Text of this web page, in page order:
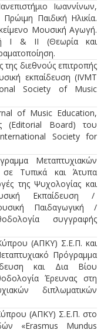
Ιωαννίνων,
Παιδική Ηλικία.
Μουσική Αγωγή.
Ι & ΙΙ (Θεωρία και
διεθνούς επιτροπής
εκπαίδευση (IVMT
Society of Music
of Music Education,
(Editorial Board) του
Society for
Μεταπτυχιακών
Τυπικά και Άτυπα
της Ψυχολογίας και
Εκπαίδευση /
Παιδαγωγική /
συγγραφής
(ΑΠΚΥ) Σ.Ε.Π. και
Πρόγραμμα
και Δια Βίου
Έρευνας στη
διπλωματικών
(ΑΠΚΥ) Σ.Ε.Π. στο
«Erasmus Mundus